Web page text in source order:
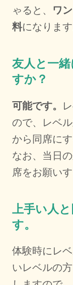
ゃると、 ワ
料になります
友人と一
すか？
可能です。
ので、レベ
から同席に
なお、当日
席をお願い
上手い人
す。
体験時にレ
いレベルの